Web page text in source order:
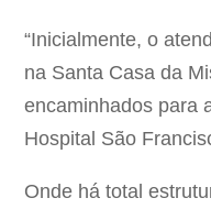
“Inicialmente, o
na Santa Casa da
encaminhados para
Hospital São
Onde há total